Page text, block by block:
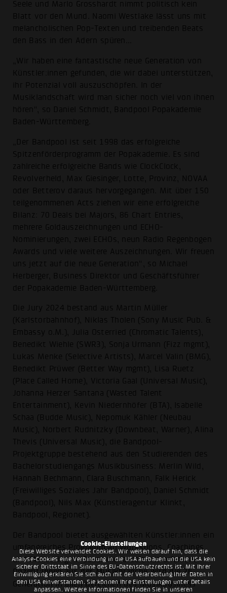
Cookie-Einstellungen
Diese Website verwendet Cookies. Wir weisen darauf hin, dass die
Analyse-Cookies eine Verbindung in die USA aufbauen und die USA kein
sicherer Drittstaat im Sinne des EU-Datenschutzrechts ist. Mit Ihrer
Einwilligung erklären Sie sich auch mit der Verarbeitung Ihrer Daten in
den USA einverstanden. Sie können Ihre Einstellungen unter Details
anpassen. Weitere Informationen finden Sie in unseren
Seele und Marlo Grosshardt nimmt politisch kein
Blatt vor den Mund. Naomi Westlake lässt uns mit
melancholischen Pop-Texten und treibenden Beats
den Bass in den Adern spüren...
„Wir haben eine fantastische neue Generation von
Künstler:innen gefunden, die wir dabei unterstützen,
ihr Potenzial voll auszuschöpfen. In der
Musiklandschaft wird man sicher noch viel von ihnen
hören", so Daniel Schmidt, Bandpool Popakademie
Baden-Württemberg.
„Der Bandpool ist seit 1998 das erfolgreiche
Spitzenförderprogramm der Popakademie. Es sind
zahlreiche erfolgreiche Bands wie ClockClock,
Revolverheld, Max Giesinger, Lotte, Provinz, NOVAA
oder Betterov daraus hervorgegangen. Mit über 150
teilgenommenen Acts ziehen wir eine erfolgreiche
Bilanz: 70 Deals bei Majors, 86 Chart Entries,
mehrere Goldauszeichnungen und ECHO-
Nominierungen, zwei ECHOs, neun Radio Regenbogen
Awards und viele weitere Auszeichnungen. Wir freuen
uns jetzt auf die neue Generation“, so Michael
Herberger, Business Direktor und Geschäftsführer
der Popakademie Baden-Württemberg.
Die Jury 2024 bestand aus Martin Müller
(Karlstorbahnhof), Niklas Tholen (Sony Music Pub. &
Embassy o.M.), Julia Osterried (Chromatic Talents),
Benedikt Wiehle (SWR3), Sonja Urmann (Fizz mgmt),
Lukas Menke (Selective Artists), Marcel Valin (BMG),
Benedikt Prüwer (Better Way mgmt), Lisa Ruetz
(Place Called Home), Victoria Gaal (Universal Music),
Johanna Herzer Santana (Wasted Talent
Entertainment), Kevin Niedernhöfer (BTA), Isabelle
Schaa (Budde Music), Nepomuk Kähler (Neubau
Music), Norbert Rudnitzky (Downbeat, Warner), Alina
Thevis (Universal Music), die Bandpool-
Projektgruppe bestehend aus den Studierenden des
Bachelorstudiengangs Musikbusiness: Merlin Wild,
Hannah Bechmann, Clara Buschmann, Falk Herick
(Freiwilliges Soziales Jahr Bandpool), Daniel Schmidt
(Bandpool), Nils Max (Künstleragentur Klinkt,
Bandpool, Regionet).
Der Bandpool bietet ausgewählten Künstler:innen ein
umfangreiches Programm an Workshops, Coachings
und Mentoring. In Zusammenarbeit mit erfahrenen
Dozent:innen aus der Musikbranche wird die 26.
Generation in allen Bereichen des Musikbusiness